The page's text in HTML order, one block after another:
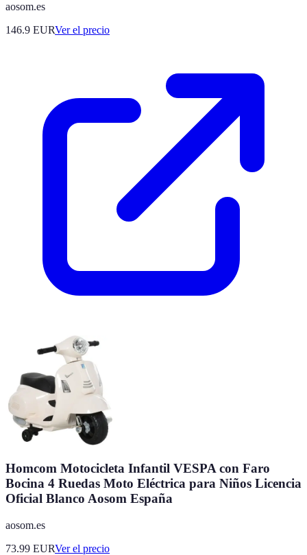
aosom.es
146.9 EURVer el precio
Homcom Motocicleta Infantil VESPA con Faro
Bocina 4 Ruedas Moto Eléctrica para Niños Licencia
Oficial Blanco Aosom España
aosom.es
73.99 EURVer el precio